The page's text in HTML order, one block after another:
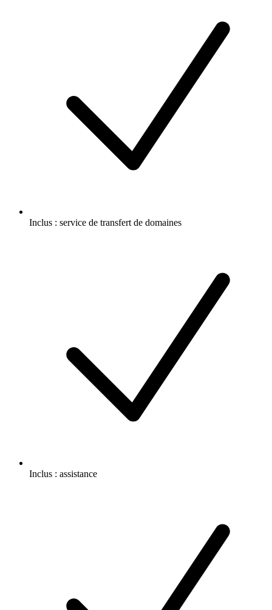
Inclus : service de transfert de domaines
Inclus : assistance